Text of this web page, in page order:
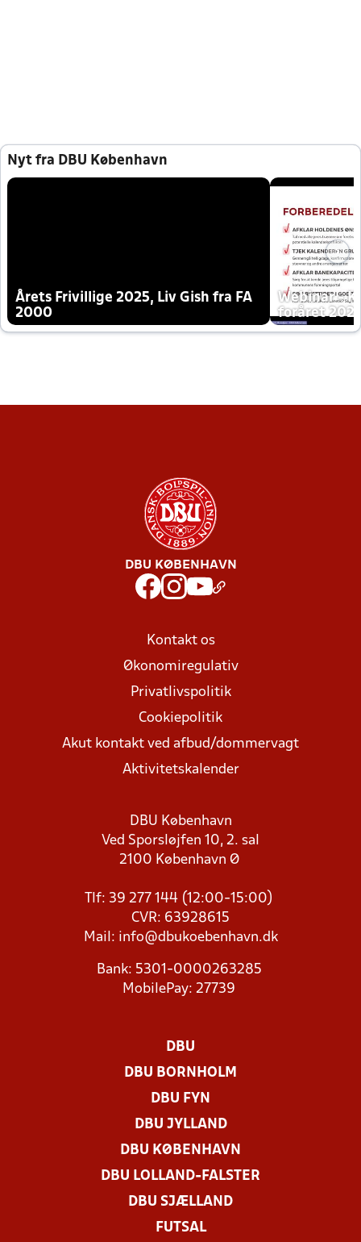
Nyt fra DBU København
Årets Frivillige 2025, Liv Gish fra FA
2000
Webinar -
foråret
DBU KØBENHAVN
Kontakt os
Økonomiregulativ
Privatlivspolitik
Cookiepolitik
Akut kontakt ved afbud/dommervagt
Aktivitetskalender
DBU København
Ved Sporsløjfen 10, 2. sal
2100 København Ø
Tlf: 39 277 144 (12:00-15:00)
CVR: 63928615
Mail: info@dbukoebenhavn.dk
Bank: 5301-0000263285
MobilePay: 27739
DBU
DBU BORNHOLM
DBU FYN
DBU JYLLAND
DBU KØBENHAVN
DBU LOLLAND-FALSTER
DBU SJÆLLAND
FUTSAL